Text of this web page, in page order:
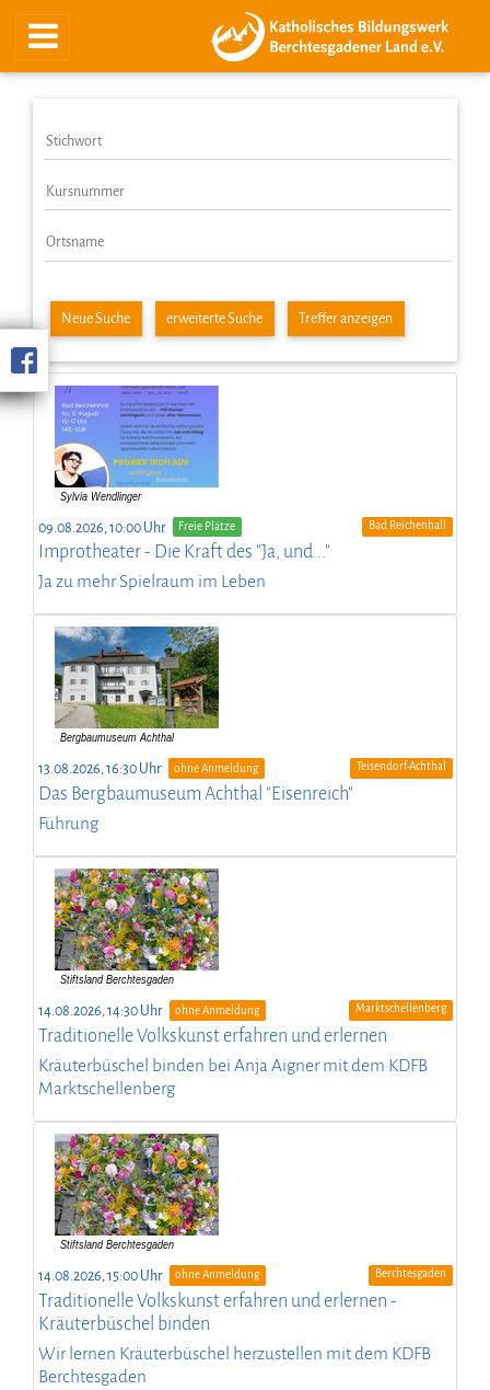
Treffer anzeigen
Neue Suche erweiterte Suche
09.08.2026, 10:00 Uhr Freie Plätze Bad Reichenhall
Improtheater - Die Kraft des "Ja, und..."
Ja zu mehr Spielraum im Leben
13.08.2026, 16:30 Uhr ohne Anmeldung Teisendorf-Achthal
Das Bergbaumuseum Achthal "Eisenreich"
Führung
14.08.2026, 14:30 Uhr ohne Anmeldung Marktschellenberg
Traditionelle Volkskunst erfahren und erlernen
Kräuterbüschel binden bei Anja Aigner mit dem KDFB
Marktschellenberg
14.08.2026, 15:00 Uhr ohne Anmeldung Berchtesgaden
Traditionelle Volkskunst erfahren und erlernen -
Kräuterbüschel binden
Wir lernen Kräuterbüschel herzustellen mit dem KDFB
Berchtesgaden